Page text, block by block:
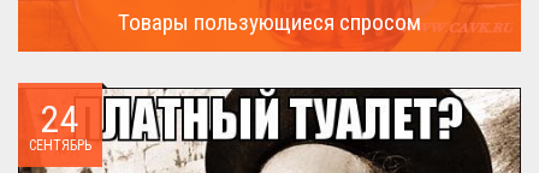
Товары пользующиеся спросом
24
СЕНТЯБРЬ